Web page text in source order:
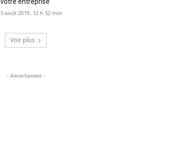
5 août 2019, 12 h 52 min
Voir plus
- Advertisment -